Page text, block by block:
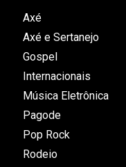
Axé
Axé e Sertanejo
Gospel
Internacionais
Música Eletrônica
Pagode
Pop Rock
Rodeio